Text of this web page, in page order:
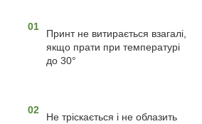
01
Принт не витирається взагалі,
якщо прати при температурі
до 30°
02
Не тріскається і не облазить